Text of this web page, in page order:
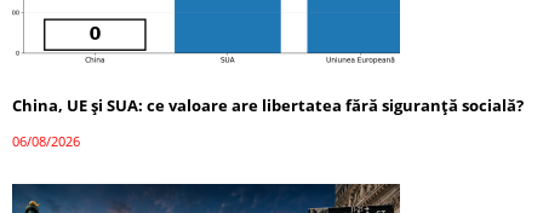
China, UE și SUA: ce valoare are libertatea fără siguranță socială?
06/08/2026